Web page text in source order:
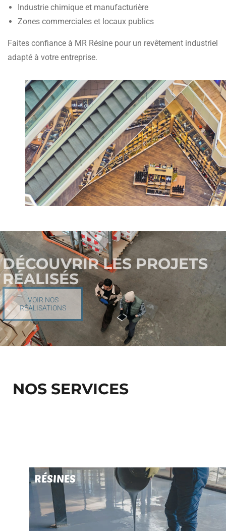
Industrie chimique et manufacturière
Zones commerciales et locaux publics
Faites confiance à MR Résine pour un revêtement industriel
adapté à votre entreprise.
DÉCOUVRIR LES PROJETS
RÉALISÉS
VOIR NOS
RÉALISATIONS
NOS SERVICES
RÉSINES